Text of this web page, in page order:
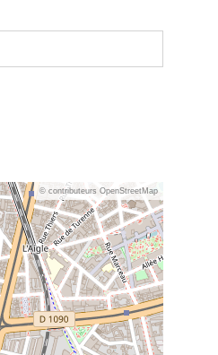
© contributeurs OpenStreetMap